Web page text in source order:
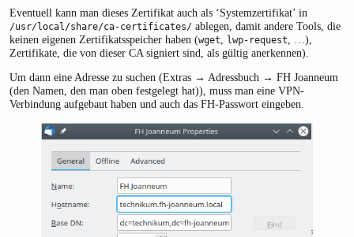
Eventuell kann man dieses Zertifikat auch als ‘Systemzertifikat’ in
/usr/local/share/ca-certificates/ ablegen, damit andere Tools, die
keinen eigenen Zertifikatsspeicher haben (wget lwp-request
, …),
Zertifikate, die von dieser CA signiert sind, als gültig anerkennen).
Um dann eine Adresse zu suchen (Extras → Adressbuch → FH Joanneum
(den Namen, den man oben festgelegt hat)), muss man eine VPN-
Verbindung aufgebaut haben und auch das FH-Passwort eingeben.